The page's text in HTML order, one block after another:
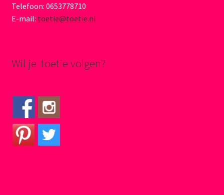
Telefoon: 0653778710
E-mail: toetie@toetie.nl
Wil je Toetie volgen?